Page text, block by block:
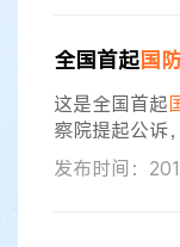
务，将明知是
网向国家知识
的相关技术在
全国首起国
这是全国首起
察院提起公诉
审、二审法院
罪,处有期徒刑
发布时间：